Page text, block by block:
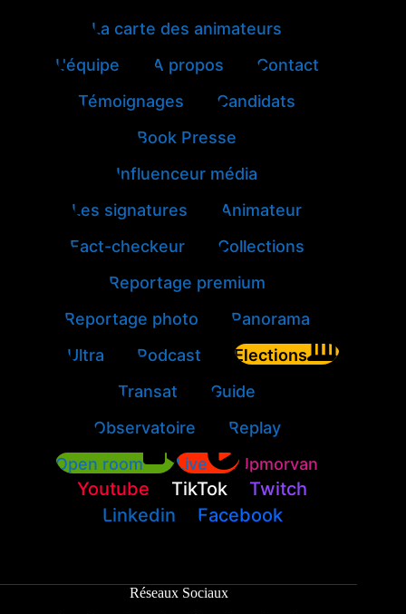
La carte des animateurs
L'équipe
A propos
Contact
Témoignages
Candidats
Book Presse
Influenceur média
Les signatures
Animateur
Fact-checkeur
Collections
Reportage premium
Reportage photo
Panorama
Ultra
Podcast
Elections
Transat
Guide
Observatoire
Replay
Open room
Live Jpmorvan
Youtube TikTok
Twitch
Linkedin
Facebook
Réseaux Sociaux